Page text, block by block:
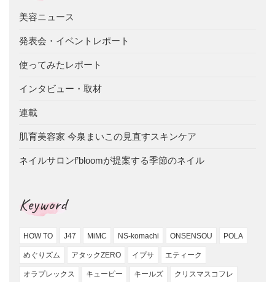
美容ニュース
発表会・イベントレポート
使ってみたレポート
インタビュー・取材
連載
肌育美容家 今泉まいこの見直すスキンケア
ネイルサロンf’bloomが提案する季節のネイル
Keyword
HOW TO J47 MiMC NS-komachi ONSENSOU POLA
めぐりズム アタックZERO イプサ エティーク
オラプレックス キューピー キールズ クリスマスコフレ